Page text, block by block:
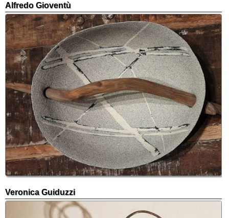
Alfredo Gioventù
Veronica Guiduzzi